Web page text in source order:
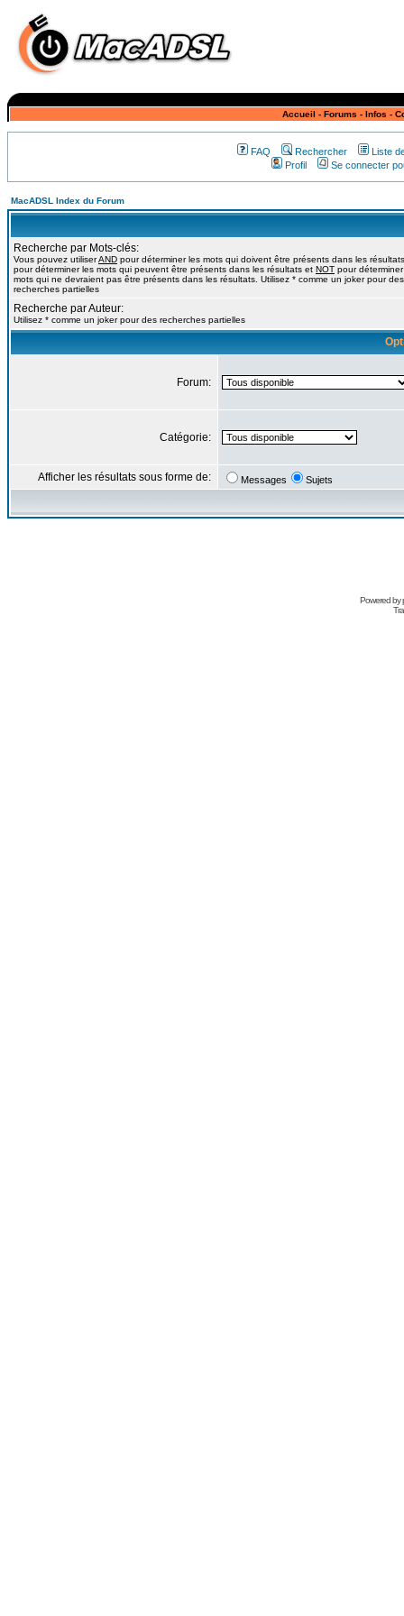
Accueil - Forums - Infos -
FAQ Rechercher
Liste
Profil
Se connecter
MacADSL Index du Forum
Recherche par Mots-clés:
Vous pouvez utiliserAND pour déterminer les mots qui doivent être présents dans les
pour déterminer les mots qui peuvent être présents dans les résultats et NOT pour
mots qui ne devraient pas être présents dans les résultats. Utilisez * comme un joker pour des
recherches partielles
Recherche par Auteur:
Utilisez * comme un joker pour des recherches partielles
Forum:
Catégorie:
Afficher les résultats sous forme de: Messages Sujets
Powered by